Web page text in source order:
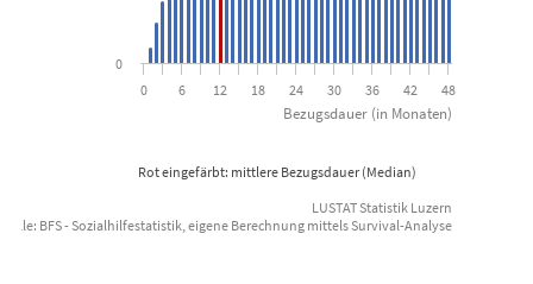
Rot eingefärbt: mittlere Bezugsdauer (Median)
Bezugsdauer (in Monaten)
0 6 12 18 24 30 36 42 48
0
LUSTAT Statistik Luzern
BFS - Sozialhilfestatistik, eigene Berechnung mittels Survival-Analyse